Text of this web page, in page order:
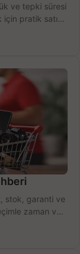
ve tepki süresi
pratik satın
stok, garanti ve
zaman ve